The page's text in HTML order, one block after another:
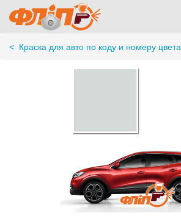
< Краска для авто по коду и номеру цвета